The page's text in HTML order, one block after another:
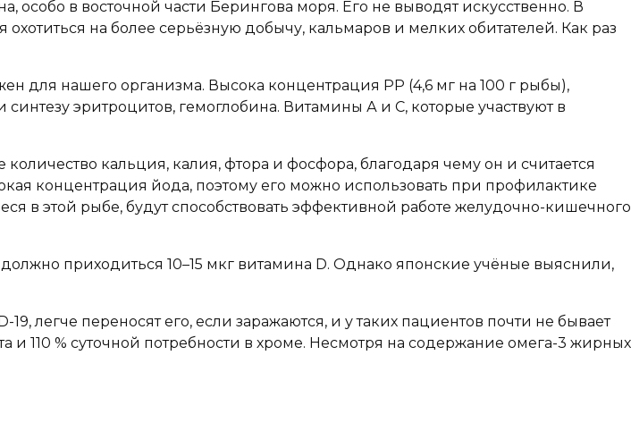
особо в восточной части Берингова моря. Его не выводят искусственно. В
на более серьёзную добычу, кальмаров и мелких обитателей. Как раз
для нашего организма. Высока концентрация РР (4,6 мг на 100 г рыбы),
эритроцитов, гемоглобина. Витамины А и С, которые участвуют в
кальция, калия, фтора и фосфора, благодаря чему он и считается
концентрация йода, поэтому его можно использовать при профилактике
в этой рыбе, будут способствовать эффективной работе желудочно-кишечного
приходиться 10–15 мкг витамина D. Однако японские учёные выяснили,
легче переносят его, если заражаются, и у таких пациентов почти не бывает
110 % суточной потребности в хроме. Несмотря на содержание омега-3 жирных